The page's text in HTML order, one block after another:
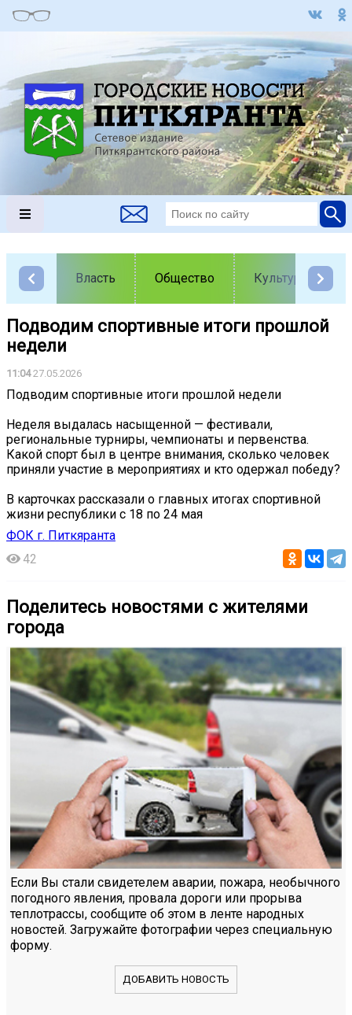
Власть Общество Культура
Подводим спортивные итоги прошлой
недели
11:0427.05.2026
Подводим спортивные итоги прошлой недели
Неделя выдалась насыщенной — фестивали,
региональные турниры, чемпионаты и первенства.
Какой спорт был в центре внимания, сколько человек
приняли участие в мероприятиях и кто одержал победу?
В карточках рассказали о главных итогах спортивной
жизни республики с 18 по 24 мая
ФОК г. Питкяранта
42
Поделитесь новостями с жителями
города
Если Вы стали свидетелем аварии, пожара, необычного
погодного явления, провала дороги или прорыва
теплотрассы, сообщите об этом в ленте народных
новостей. Загружайте фотографии через специальную
форму.
ДОБАВИТЬ НОВОСТЬ